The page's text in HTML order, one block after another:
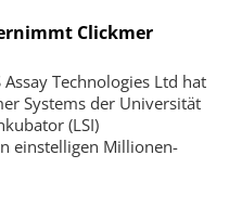
Clickmer
Technologies Ltd hat
Systems der Universität
(LSI)
einstelligen Millionen-